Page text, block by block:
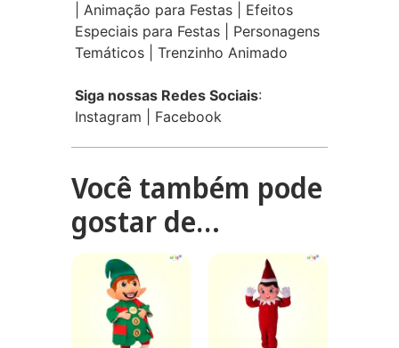
Animação para Festas
Efeitos
Especiais para Festas
Personagens
Temáticos
Trenzinho Animado
Siga nossas Redes Sociais:
Instagram
Facebook
Você também pode
gostar de…